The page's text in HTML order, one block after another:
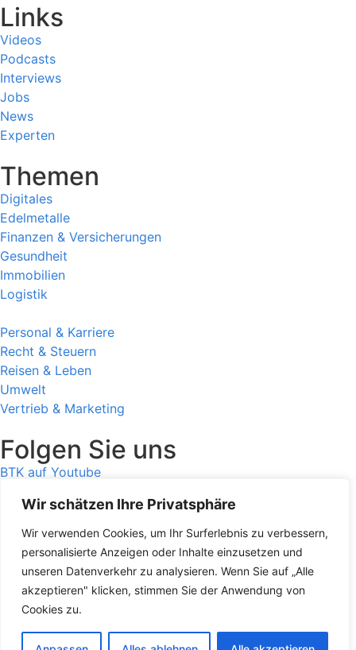
Wir schätzen Ihre Privatsphäre
Wir verwenden Cookies, um Ihr Surferlebnis zu verbessern,
personalisierte Anzeigen oder Inhalte einzusetzen und
unseren Datenverkehr zu analysieren. Wenn Sie auf „Alle
akzeptieren" klicken, stimmen Sie der Anwendung von
Cookies zu.
Links
Videos
Podcasts
Interviews
Jobs
News
Experten
Themen
Digitales
Edelmetalle
Finanzen & Versicherungen
Gesundheit
Immobilien
Logistik
Personal & Karriere
Recht & Steuern
Reisen & Leben
Umwelt
Vertrieb & Marketing
Folgen Sie uns
BTK auf Youtube
BTK auf Instagram
BTK auf LinkedIn
BTK auf Twitter
BTK auf TikTok
BTK Podcast auf Spotify
BTK Presseportal
Copyright 2026 © Businesstalk am Kudamm